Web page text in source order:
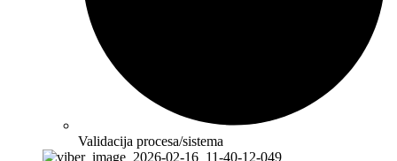
Validacija procesa/sistema